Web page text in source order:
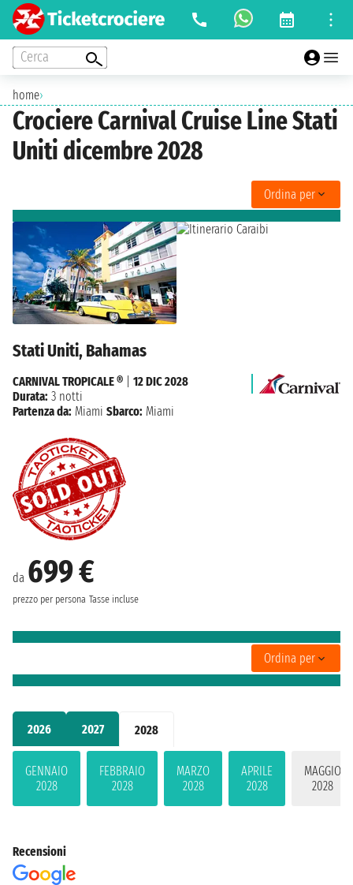
Cerca
home›
Crociere Carnival Cruise Line Stati
Uniti dicembre 2028
2026 2027 2028
GENNAIO
2028
FEBBRAIO
2028
MARZO
2028
APRILE
2028
MAGGIO
2028
Ordina per
Stati Uniti, Bahamas
da 699 €
prezzo per persona Tasse incluse
CARNIVAL TROPICALE ®
12 DIC 2028
Durata: 3 notti
Partenza da: Miami Sbarco: Miami
Ordina per
Recensioni